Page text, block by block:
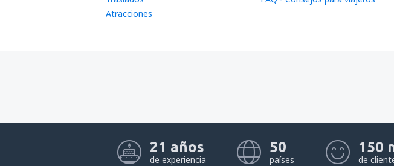
Atracciones
21 años
de experiencia
50
países
150
de